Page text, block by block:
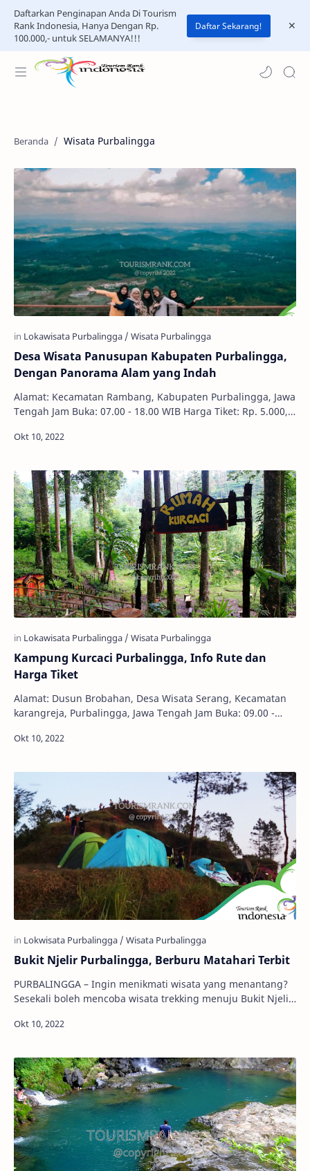
Daftarkan Penginapan Anda Di Tourism
Rank Indonesia, Hanya Dengan Rp.
100.000,- untuk SELAMANYA!!!
Daftar Sekarang!
Wisata Purbalingga
Desa Wisata Panusupan Kabupaten Purbalingga,
Dengan Panorama Alam yang Indah
Alamat: Kecamatan Rambang, Kabupaten Purbalingga, Jawa
Tengah Jam Buka: 07.00 - 18.00 WIB Harga Tiket: Rp. 5.000,-
Kampung Kurcaci Purbalingga, Info Rute dan
Harga Tiket
Alamat: Dusun Brobahan, Desa Wisata Serang, Kecamatan
karangreja, Purbalingga, Jawa Tengah Jam Buka: 09.00 -
Bukit Njelir Purbalingga, Berburu Matahari Terbit
PURBALINGGA – Ingin menikmati wisata yang menantang?
Sesekali boleh mencoba wisata trekking menuju Bukit Njelir